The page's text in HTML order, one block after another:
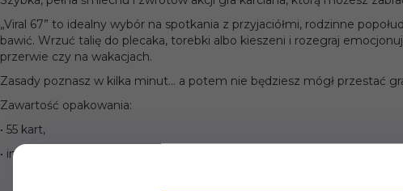
„Viral 67” to idealny wybór na spotkania z przyjaciółmi, rodzinne
bawić. Wrzuć talię do plecaka, torebki albo kieszeni i rozegraj
przerwie czy na wakacjach.
Zasady poznasz w kilka minut… a potem nie będziesz mógł przestać
Zawartość opakowania:
• 55 kart,
• instrukcja.